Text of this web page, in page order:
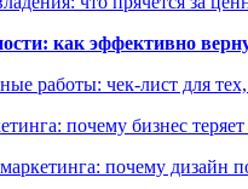
как эффективно
работы: чек-лист для
почему бизнес теряет
почему дизайн